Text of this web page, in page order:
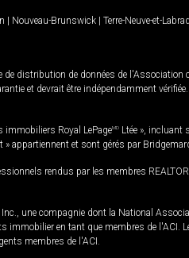
| Nouveau-Brunswick | Terre-Neuve-et-
de distribution de données de l'Association
et devrait être indépendamment
immobiliers Royal LePageMD Ltée », incluant
appartiennent et sont gérés par
rendus par les membres
une compagnie dont la National
en tant que membres de
membres de l'ACI.